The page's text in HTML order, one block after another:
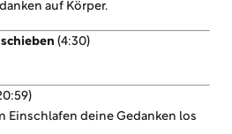
auf Körper.
(4:30)
Einschlafen deine Gedanken los